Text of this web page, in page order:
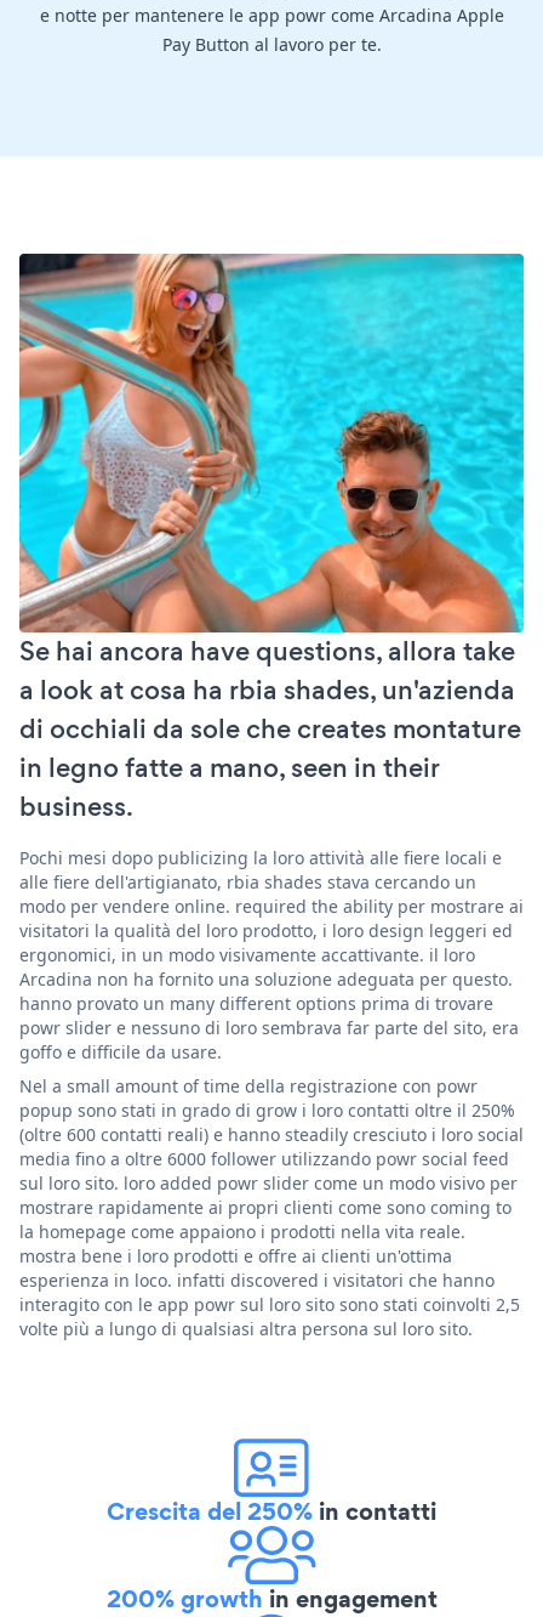
e notte per mantenere le app powr come Arcadina Apple
Pay Button al lavoro per te.
Se hai ancora have questions, allora take
a look at cosa ha rbia shades, un'azienda
di occhiali da sole che creates montature
in legno fatte a mano, seen in their
business.
Pochi mesi dopo publicizing la loro attività alle fiere locali e
alle fiere dell'artigianato, rbia shades stava cercando un
modo per vendere online. required the ability per mostrare ai
visitatori la qualità del loro prodotto, i loro design leggeri ed
ergonomici, in un modo visivamente accattivante. il loro
Arcadina non ha fornito una soluzione adeguata per questo.
hanno provato un many different options prima di trovare
powr slider e nessuno di loro sembrava far parte del sito, era
goffo e difficile da usare.
Nel a small amount of time della registrazione con powr
popup sono stati in grado di grow i loro contatti oltre il 250%
(oltre 600 contatti reali) e hanno steadily cresciuto i loro social
media fino a oltre 6000 follower utilizzando powr social feed
sul loro sito. loro added powr slider come un modo visivo per
mostrare rapidamente ai propri clienti come sono coming to
la homepage come appaiono i prodotti nella vita reale.
mostra bene i loro prodotti e offre ai clienti un'ottima
esperienza in loco. infatti discovered i visitatori che hanno
interagito con le app powr sul loro sito sono stati coinvolti 2,5
volte più a lungo di qualsiasi altra persona sul loro sito.
Crescita del 250% in contatti
200% growth in engagement